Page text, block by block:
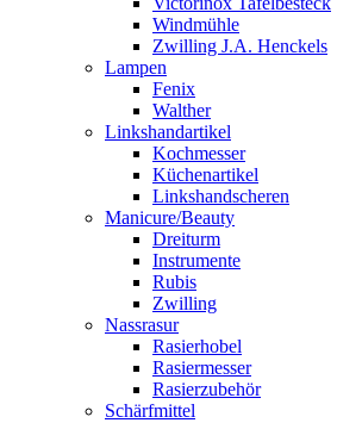
Windmühle
Zwilling J.A. Henckels
Lampen
Fenix
Walther
Linkshandartikel
Kochmesser
Küchenartikel
Linkshandscheren
Manicure/Beauty
Dreiturm
Instrumente
Rubis
Zwilling
Nassrasur
Rasierhobel
Rasiermesser
Rasierzubehör
Schärfmittel